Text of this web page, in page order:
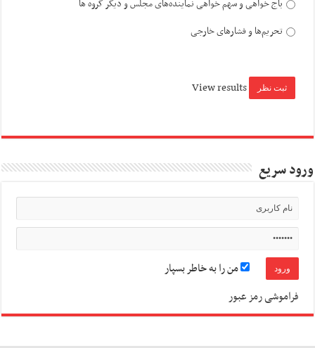
باج خواهی و سهم خواهی نماینده‌های مجلس و دیگر گروه ها
تحریم‌ها و فشارهای خارجی
View results
ورود سریع
من را به خاطر بسپار
فراموشی رمز عبور